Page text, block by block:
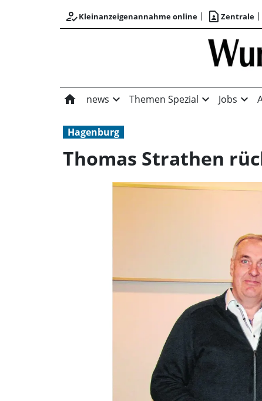
how_to_regKleinanzeigenannahme online contact_page Zentrale
home news expand_more Themen Spezial expand_more Jobs expand_more
Hagenburg
Thomas Strathen